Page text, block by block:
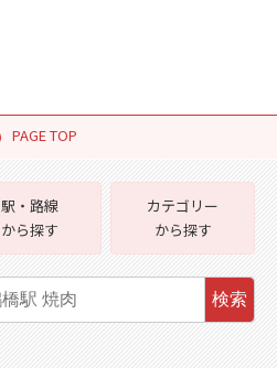
PAGE TOP
駅・路線
から探す
カテゴリー
から探す
検索